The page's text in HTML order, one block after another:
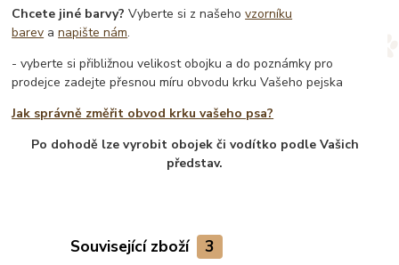
Chcete jiné barvy? Vyberte si z našehovzorníku
barev anapište nám.
- vyberte si přibližnou velikost obojku a do poznámky pro
prodejce zadejte přesnou míru obvodu krku Vašeho pejska
Jak správně změřit obvod krku vašeho psa?
Po dohodě lze vyrobit obojek či vodítko podle Vašich
představ.
Související zboží 3